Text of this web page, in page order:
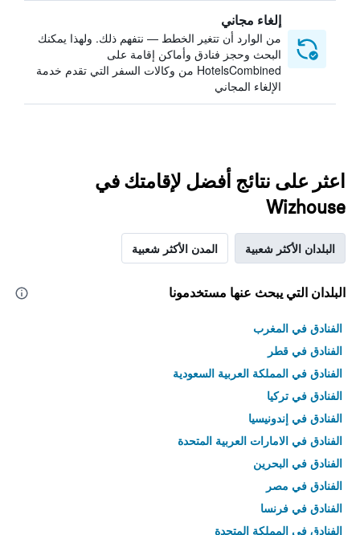
إلغاء مجاني
من الوارد أن تتغير الخطط — نتفهم ذلك. ولهذا يمكنك
البحث وحجز فنادق وأماكن إقامة على
HotelsCombined من وكالات السفر التي تقدم خدمة
الإلغاء المجاني
اعثر على نتائج أفضل لإقامتك في
Wizhouse
البلدان الأكثر شعبية المدن الأكثر شعبية
البلدان التي يبحث عنها مستخدمونا
الفنادق في المغرب
الفنادق في قطر
الفنادق في المملكة العربية السعودية
الفنادق في تركيا
الفنادق في إندونيسيا
الفنادق في الامارات العربية المتحدة
الفنادق في البحرين
الفنادق في مصر
الفنادق في فرنسا
الفنادق في المملكة المتحدة